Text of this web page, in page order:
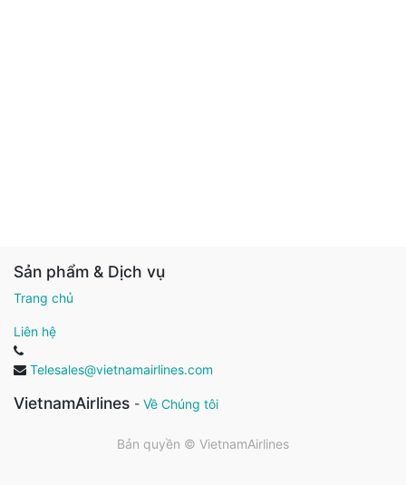
Sản phẩm & Dịch vụ
Trang chủ
Liên hệ
Telesales@vietnamairlines.com
VietnamAirlines - Về Chúng tôi
Bản quyền © VietnamAirlines